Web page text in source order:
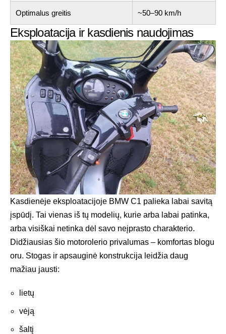
Optimalus greitis ~50–90 km/h
Eksploatacija ir kasdienis naudojimas
Kasdienėje eksploatacijoje BMW C1 palieka labai savitą
įspūdį. Tai vienas iš tų modelių, kurie arba labai patinka,
arba visiškai netinka dėl savo neįprasto charakterio.
Didžiausias šio motorolerio privalumas – komfortas blogu
oru. Stogas ir apsauginė konstrukcija leidžia daug
mažiau jausti:
lietų
vėją
šaltį